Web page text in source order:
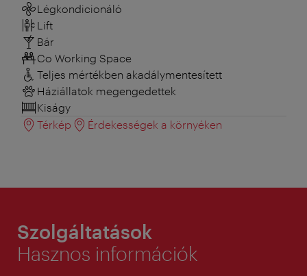
Légkondicionáló
Lift
Bár
Co Working Space
Teljes mértékben akadálymentesített
Háziállatok megengedettek
Kiságy
Térkép
Érdekességek a környéken
Szolgáltatások
Hasznos információk